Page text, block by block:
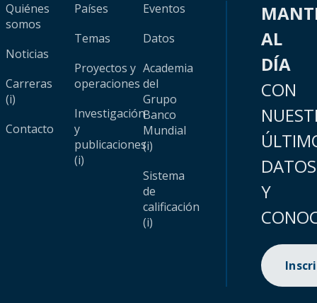
Quiénes
somos
Noticias
Carreras
(i)
Contacto
Países
Temas
Proyectos y
operaciones
Investigación
y
publicaciones
(i)
Eventos
Datos
Academia
del
Grupo
Banco
Mundial
(i)
Sistema
de
calificación
(i)
AL
DÍA
CON
DATOS
Y